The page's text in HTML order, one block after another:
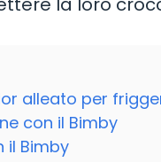
alleato per
con il Bimby
il Bimby